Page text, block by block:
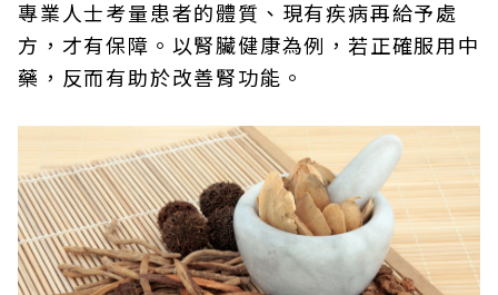
專業人士考量患者的體質、現有疾病再給予處
方，才有保障。以腎臟健康為例，若正確服用中
藥，反而有助於改善腎功能。